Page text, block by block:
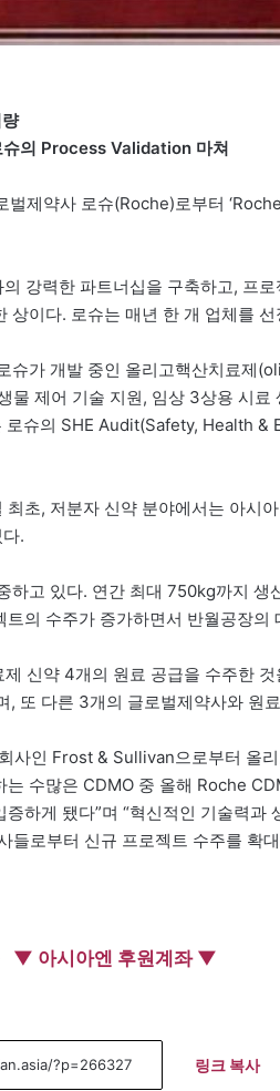
슈의 Process Validation 마쳐
제약사 로슈(Roche)로부터
강력한 파트너십을 구축하고, 프
이다. 로슈는 매년 한 개 업체를
슈가 개발 중인 올리고핵산치료제
물 제어 기술 지원, 임상 3상용 시
로슈의 SHE Audit(Safety, Health
초, 저분자 신약 분야에서는 아시
.
하고 있다. 연간 최대 750kg까지
의 수주가 증가하면서 반월공장의
신약 4개의 원료 공급을 수주한
또 다른 3개의 글로벌제약사와 원
사인 Frost & Sullivan으로부터 올
수많은 CDMO 중 올해 Roche
하게 됐다”며 “혁신적인 기술력과
로부터 신규 프로젝트 수주를 확
▼ 아시아엔 후원계좌 ▼
링크 복사